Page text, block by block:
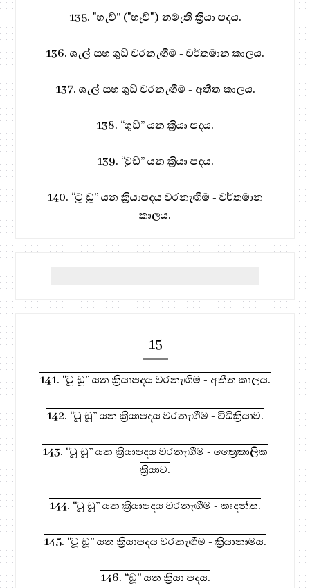
135. "හැව්” ("හෑව්") නමැති ක්‍රියා පදය.
136. ශැල් සහ ශුඩ් වරනැඟීම - වර්තමාන කාලය.
137. ශැල් සහ ශුඩ් වරනැඟීම - අතීත කාලය.
138. “ශුඩ්” යන ක්‍රියා පදය.
139. “වුඩ්” යන ක්‍රියා පදය.
140. “ටූ ඩූ” යන ක්‍රියාපදය වරනැඟීම - වර්තමාන
කාලය.
15
141. “ටූ ඩූ” යන ක්‍රියාපදය වරනැඟීම - අතීත කාලය.
142. “ටූ ඩූ” යන ක්‍රියාපදය වරනැඟීම - විධික්‍රියාව.
143. “ටූ ඩූ” යන ක්‍රියාපදය වරනැඟීම - ත්‍රෛකාලික
ක්‍රියාව.
144. “ටූ ඩූ” යන ක්‍රියාපදය වරනැඟීම - කෘදන්ත.
145. “ටූ ඩූ” යන ක්‍රියාපදය වරනැඟීම - ක්‍රියානාමය.
146. “ඩූ” යන ක්‍රියා පදය.